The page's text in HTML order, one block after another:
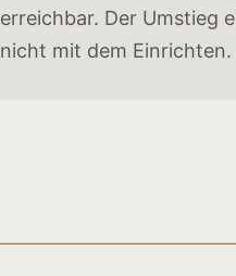
erreichbar. Der Umstieg
nicht mit dem Einrichten.